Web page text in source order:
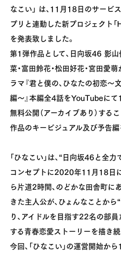
なこい」 は、11月18日のサービ
プリと連動した新プロジェクト
を発表致しました。
第1弾作品として、日向坂46 影山
菜・富田鈴花・松田好花・宮田愛
ラマ『君と僕の、ひなたの初恋～
編～』本編全4話をYouTubeに
無料公開（アーカイブあり）する
作品のキービジュアル及び予告
「ひなこい」は、“日向坂46と全
コンセプトに2020年11月18日
ら片道2時間、のどかな田舎町に
きた主人公が、ひょんなことか
り、アイドルを目指す22名の部
する青春恋愛ストーリーを描き続
今回、「ひなこい」の運営開始か